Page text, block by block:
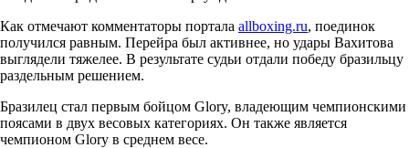
Как отмечают комментаторы портала allboxing.ru, поединок
получился равным. Перейра был активнее, но удары Вахитова
выглядели тяжелее. В результате судьи отдали победу бразильцу
раздельным решением.
Бразилец стал первым бойцом Glory, владеющим чемпионскими
поясами в двух весовых категориях. Он также является
чемпионом Glory в среднем весе.